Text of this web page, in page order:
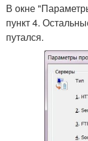
В окне
пункт 4.
путался.